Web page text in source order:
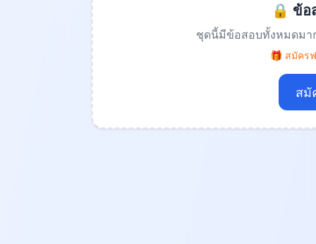
🔒 ข้อ
ชุดนี้มีข้อสอบทั้งหมดมา
🎁 สมัคร
สมั